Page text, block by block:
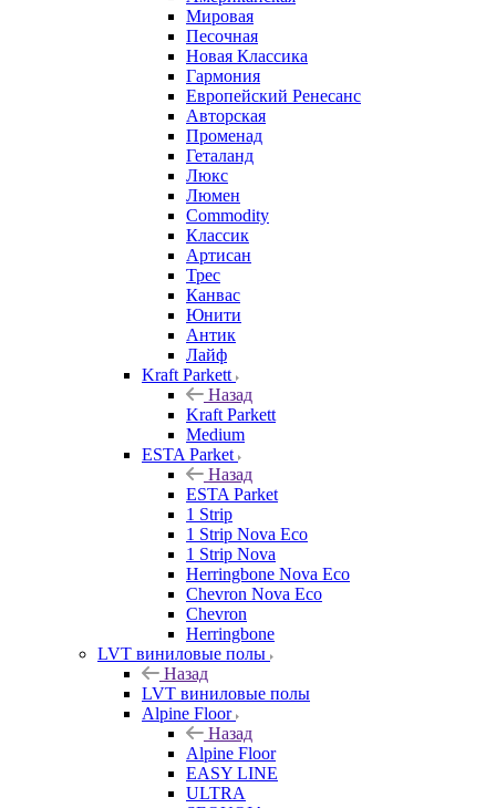
Мировая
Песочная
Новая Классика
Гармония
Европейский Ренесанс
Авторская
Променад
Геталанд
Люкс
Люмен
Commodity
Классик
Артисан
Трес
Канвас
Юнити
Антик
Лайф
Kraft Parkett
Назад
Kraft Parkett
Medium
ESTA Parket
Назад
ESTA Parket
1 Strip
1 Strip Nova Eco
1 Strip Nova
Herringbone Nova Eco
Chevron Nova Eco
Chevron
Herringbone
LVT виниловые полы
Назад
LVT виниловые полы
Alpine Floor
Назад
Alpine Floor
EASY LINE
ULTRA